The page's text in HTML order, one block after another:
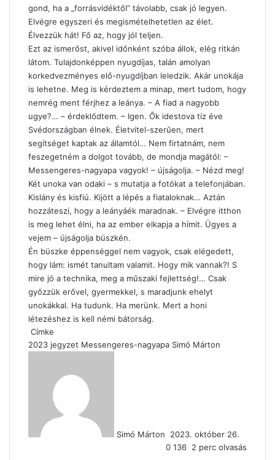
gond, ha a „forrásvidéktől” távolabb, csak jó legyen.
Elvégre egyszeri és megismételhetetlen az élet.
Élvezzük hát! Fő az, hogy jól teljen.
Ezt az ismerőst, akivel időnként szóba állok, elég ritkán
látom. Tulajdonképpen nyugdíjas, talán amolyan
korkedvezményes elő-nyugdíjban leledzik. Akár unokája
is lehetne. Meg is kérdeztem a minap, mert tudom, hogy
nemrég ment férjhez a leánya. – A fiad a nagyobb
ugye?… – érdeklődtem. – Igen. Ők idestova tíz éve
Svédországban élnek. Életvitel-szerűen, mert
segítséget kaptak az államtól… Nem firtatnám, nem
feszegetném a dolgot tovább, de mondja magától: –
Messengeres-nagyapa vagyok! – újságolja. – Nézd meg!
Két unoka van odaki – s mutatja a fotókat a telefonjában.
Kislány és kisfiú. Kijött a lépés a fiataloknak… Aztán
hozzáteszi, hogy a leányáék maradnak. – Elvégre itthon
is meg lehet élni, ha az ember elkapja a hímit. Ügyes a
vejem – újságolja büszkén.
Én büszke éppenséggel nem vagyok, csak elégedett,
hogy lám: ismét tanultam valamit. Hogy mik vannak?! S
mire jó a technika, meg a műszaki fejlettség!… Csak
győzzük erővel, gyermekkel, s maradjunk ehelyt
unokákkal. Ha tudunk. Ha merünk. Mert a honi
létezéshez is kell némi bátorság.
Címke
2023 jegyzet Messengeres-nagyapa Simó Márton
Simó Márton
2023. október 26.
0 136 2 perc olvasás